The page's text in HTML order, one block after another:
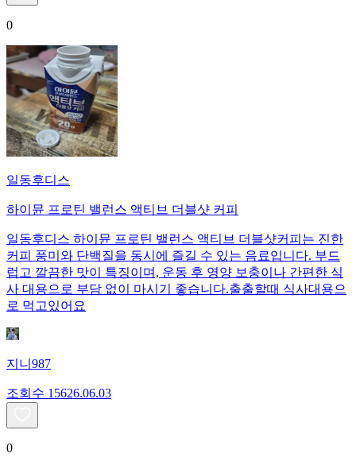
0
일동후디스
하이뮨 프로틴 밸런스 액티브 더블샷 커피
일동후디스 하이뮨 프로틴 밸런스 액티브 더블샷커피는 진한
커피 풍미와 단백질을 동시에 즐길 수 있는 음료입니다. 부드
럽고 깔끔한 맛이 특징이며, 운동 후 영양 보충이나 간편한 식
사 대용으로 부담 없이 마시기 좋습니다.출출할때 식사대용으
로 먹고있어요
지니987
조회수 15626.06.03
0